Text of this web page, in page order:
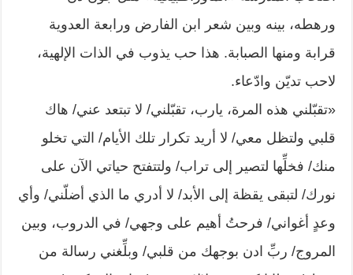
ورهطه، بينه وبين شعر ابن الفارض ورابعة العدوية
قرابة ومنها الصبابة. هذا حب يذوب في الذات الإلهية،
لاحب تديّن وادّعاء.
«تقبّلني هذه المرة، يارب، تقبّلني/ لا تبتعد عني/ هاك
قلبي ولتظل معي/ لا أريد تكرار تلك الأيام/ التي تخلو
منك/ فخلِّها لتصير إلى تراب/ ولتتفتح حياتي الآن على
نورك/ لتبقى يقظة إلى الأبد/ لا أدري ما الذي أضلّني/ وأي
وعدٍ أغواني/ فرحتُ أهيم على وجهي/ في الدروب، وبين
المروج/ ربِّ ادن بوجهك من قلبي/ وبلِّغني رسالة من